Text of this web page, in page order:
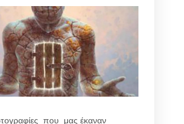
που μας έκαναν